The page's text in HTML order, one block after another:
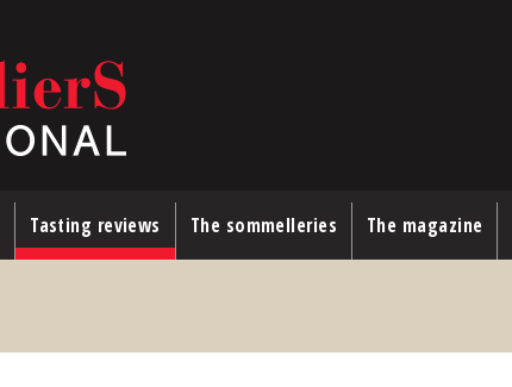
Tasting reviews The sommelleries The magazine